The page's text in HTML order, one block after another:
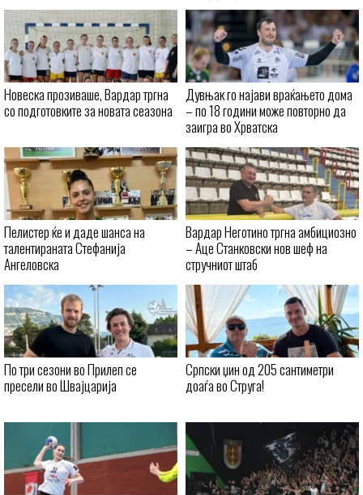
Новеска прозиваше, Вардар тргна
со подготовките за новата сеазона
Дувњак го најави враќањето дома
– по 18 години може повторно да
заигра во Хрватска
Пелистер ќе и даде шанса на
талентираната Стефанија
Ангеловска
Вардар Неготино тргна амбициозно
– Аце Станковски нов шеф на
стручниот штаб
По три сезони во Прилеп се
пресели во Швајцарија
Српски џин од 205 сантиметри
доаѓа во Струга!